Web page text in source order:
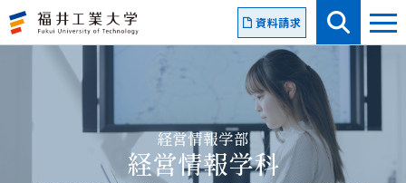
資料請求
経営情報学部
経営情報学科